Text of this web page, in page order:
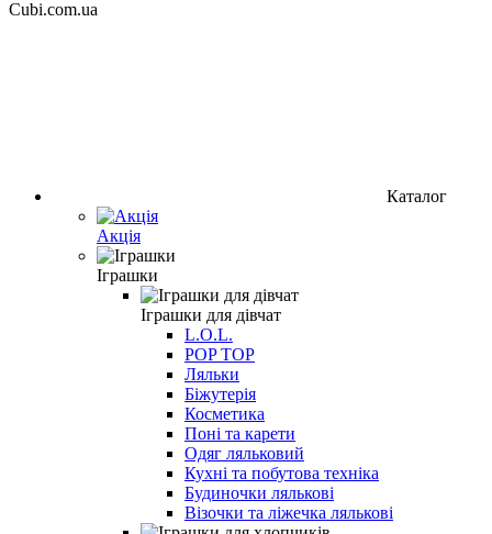
Cubi.com.ua
Каталог
Акція
Іграшки
Іграшки для дівчат
L.O.L.
POP TOP
Ляльки
Біжутерія
Косметика
Поні та карети
Одяг ляльковий
Кухні та побутова техніка
Будиночки лялькові
Візочки та ліжечка лялькові